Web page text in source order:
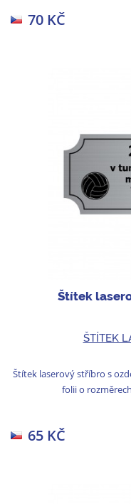
70 KČ
Štítek
ŠTÍTEK
Štítek laserový stříbro s
folii o
65 KČ